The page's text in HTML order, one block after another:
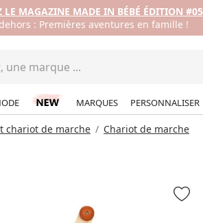
LE MAGAZINE MADE IN BÉBÉ ÉDITION #05
: Premières aventures en famille !
MARQUES PERSONNALISER
chariot de marche Chariot de marche